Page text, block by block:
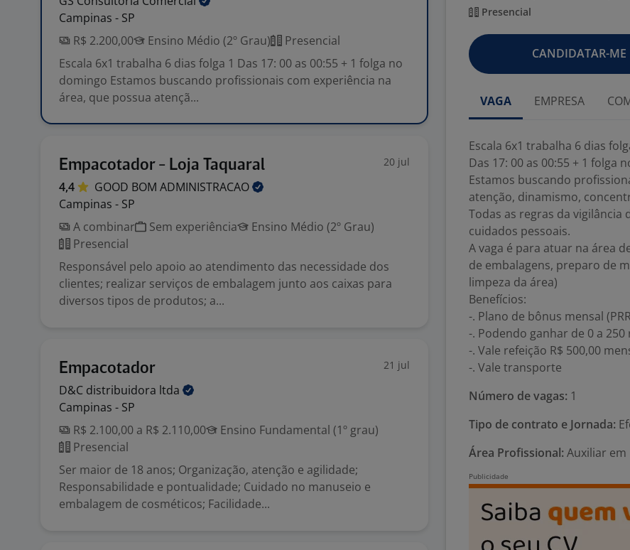
Campinas - SP
R$ 2.200,00
Ensino Médio (2º Grau)
Presencial
Escala 6x1 trabalha 6 dias folga 1 Das 17: 00 as 00:55 + 1 folga no
domingo Estamos buscando profissionais com experiência na
área, que possua atençã...
Empacotador - Loja Taquaral 20 jul
4,4 GOOD BOM ADMINISTRACAO
Campinas - SP
A combinar
Sem experiência
Ensino Médio (2º Grau)
Presencial
Responsável pelo apoio ao atendimento das necessidade dos
clientes; realizar serviços de embalagem junto aos caixas para
diversos tipos de produtos; a...
Empacotador 21 jul
D&C distribuidora ltda
Campinas - SP
R$ 2.100,00 a R$ 2.110,00
Ensino Fundamental (1º grau)
Presencial
Ser maior de 18 anos; Organização, atenção e agilidade;
Responsabilidade e pontualidade; Cuidado no manuseio e
embalagem de cosméticos; Facilidade...
Presencial
CANDIDATAR-ME
VAGA EMPRESA
Escala 6x1 trabalha 6 dias
Das 17: 00 as 00:55 + 1 folga
Estamos buscando
atenção, dinamismo,
Todas as regras da vigilância
cuidados pessoais.
A vaga é para atuar na área
de embalagens, preparo de
limpeza da área)
Benefícios:
-. Plano de bônus mensal
-. Podendo ganhar de 0 a
-. Vale refeição R$ 500,00
-. Vale transporte
Número de vagas: 1
Tipo de contrato e Jornada:
Área Profissional: Auxiliar em